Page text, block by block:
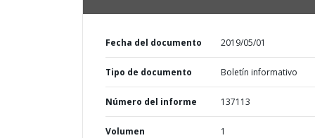
Fecha del documento 2019/05/01
Tipo de documento Boletín informativo
Número del informe 137113
Volumen 1